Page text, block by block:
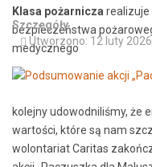
Klasa pożarnicza realizuje
bezpieczeństwa
medycznego
Szczegóły
Utworzono: 12 luty 2026
kolejny udowodniliśmy, że
wartości, które są nam
wolontariat Caritas